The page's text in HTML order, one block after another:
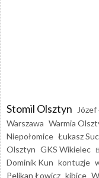
Stomil Olsztyn
Warszawa Warmia
Niepołomice Łukasz
Olsztyn GKS Wikielec
Dominik Kun kontuzje
Pelikan Łowicz kibice